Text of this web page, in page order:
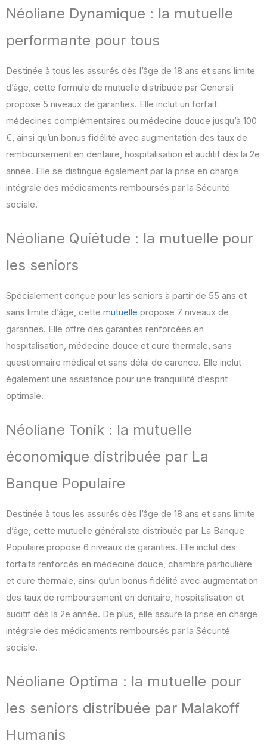
Néoliane Dynamique : la mutuelle
performante pour tous
Destinée à tous les assurés dès l’âge de 18 ans et sans limite
d’âge, cette formule de mutuelle distribuée par Generali
propose 5 niveaux de garanties. Elle inclut un forfait
médecines complémentaires ou médecine douce jusqu’à 100
€, ainsi qu’un bonus fidélité avec augmentation des taux de
remboursement en dentaire, hospitalisation et auditif dès la 2e
année. Elle se distingue également par la prise en charge
intégrale des médicaments remboursés par la Sécurité
sociale.
Néoliane Quiétude : la mutuelle pour
les seniors
Spécialement conçue pour les seniors à partir de 55 ans et
sans limite d’âge, cette mutuelle propose 7 niveaux de
garanties. Elle offre des garanties renforcées en
hospitalisation, médecine douce et cure thermale, sans
questionnaire médical et sans délai de carence. Elle inclut
également une assistance pour une tranquillité d’esprit
optimale.
Néoliane Tonik : la mutuelle
économique distribuée par La
Banque Populaire
Destinée à tous les assurés dès l’âge de 18 ans et sans limite
d’âge, cette mutuelle généraliste distribuée par La Banque
Populaire propose 6 niveaux de garanties. Elle inclut des
forfaits renforcés en médecine douce, chambre particulière
et cure thermale, ainsi qu’un bonus fidélité avec augmentation
des taux de remboursement en dentaire, hospitalisation et
auditif dès la 2e année. De plus, elle assure la prise en charge
intégrale des médicaments remboursés par la Sécurité
sociale.
Néoliane Optima : la mutuelle pour
les seniors distribuée par Malakoff
Humanis